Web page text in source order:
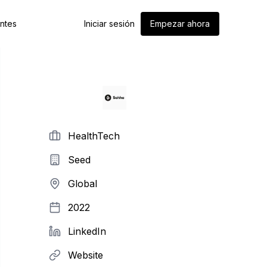
Iniciar sesión Empezar ahora
HealthTech
Seed
Global
2022
LinkedIn
Website